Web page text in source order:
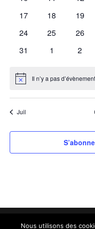
0
17
0
18
0
19
0
24
0
25
0
26
0
31
0
1
0
2
Notice Il n’y a pas
Juil
Nous utilisons des